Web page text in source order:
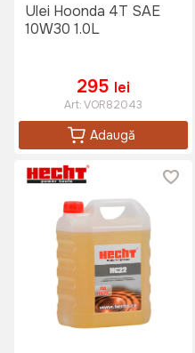
Ulei Hoonda 4T SAE
10W30 1.0L
295 lei
Art:VOR82043
Adaugă